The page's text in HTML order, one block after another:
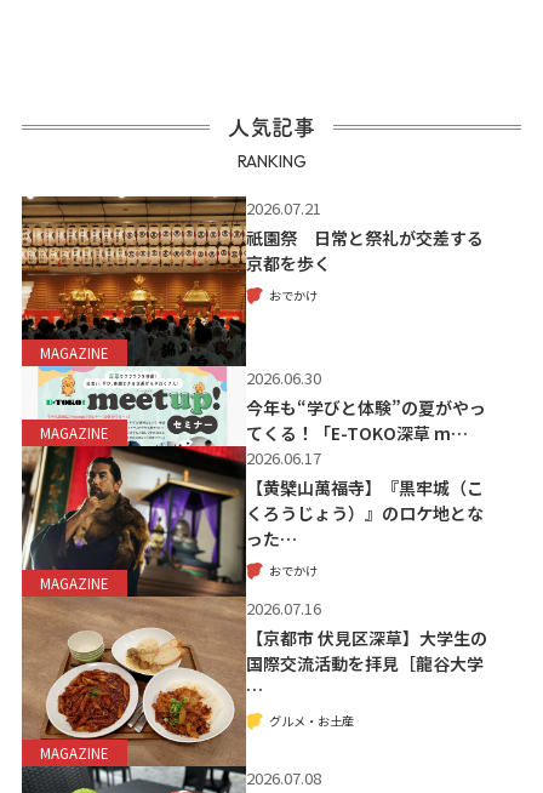
人気記事
RANKING
MAGAZINE
2026.07.21
祇園祭 日常と祭礼が交差する
京都を歩く
おでかけ
MAGAZINE
2026.06.30
今年も“学びと体験”の夏がやっ
てくる！「E-TOKO深草 m…
MAGAZINE
2026.06.17
【黄檗山萬福寺】『黒牢城（こ
くろうじょう）』のロケ地とな
った…
おでかけ
MAGAZINE
2026.07.16
【京都市 伏見区深草】大学生の
国際交流活動を拝見［龍谷大学
…
グルメ・お土産
2026.07.08